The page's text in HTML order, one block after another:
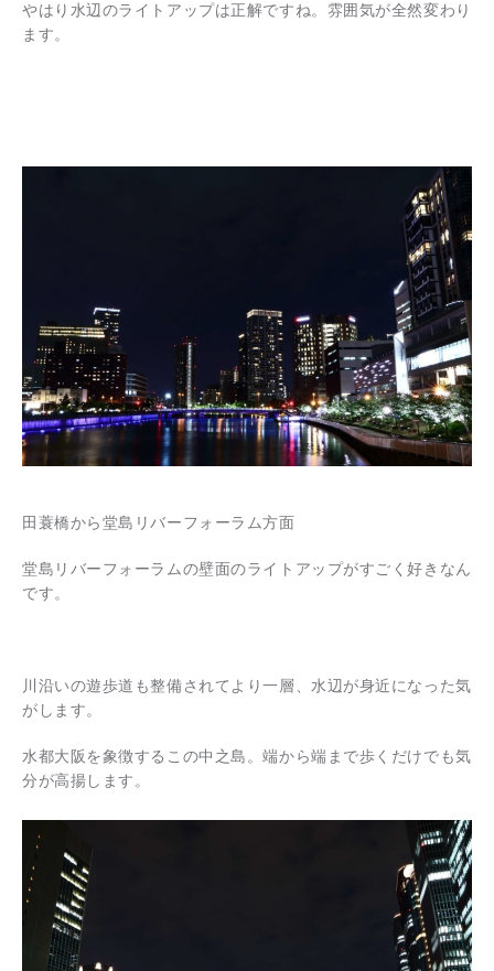
やはり水辺のライトアップは正解ですね。雰囲気が全然変わり
ます。
田蓑橋から堂島リバーフォーラム方面
堂島リバーフォーラムの壁面のライトアップがすごく好きなん
です。
川沿いの遊歩道も整備されてより一層、水辺が身近になった気
がします。
水都大阪を象徴するこの中之島。端から端まで歩くだけでも気
分が高揚します。